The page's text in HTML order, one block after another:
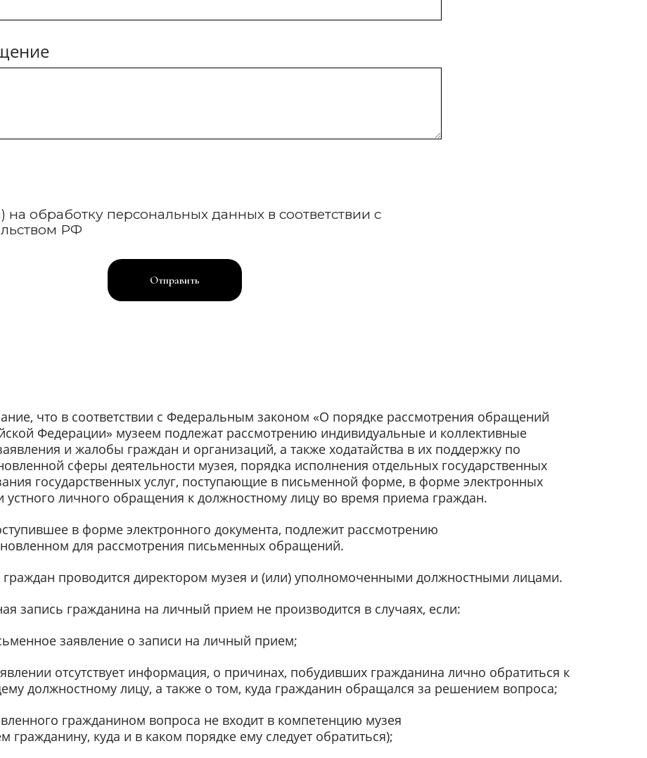
на обработку персональных данных в соответствии с
РФ
Отправить
что в соответствии с Федеральным законом «О порядке рассмотрения обращений
Федерации» музеем подлежат рассмотрению индивидуальные и коллективные
и жалобы граждан и организаций, а также ходатайства в их поддержку по
сферы деятельности музея, порядка исполнения отдельных государственных
государственных услуг, поступающие в письменной форме, в форме электронных
личного обращения к должностному лицу во время приема граждан.
в форме электронного документа, подлежит рассмотрению
для рассмотрения письменных обращений.
проводится директором музея и (или) уполномоченными должностными лицами.
запись гражданина на личный прием не производится в случаях, если:
заявление о записи на личный прием;
отсутствует информация, о причинах, побудивших гражданина лично обратиться к
должностному лицу, а также о том, куда гражданин обращался за решением вопроса;
гражданином вопроса не входит в компетенцию музея
гражданину, куда и в каком порядке ему следует обратиться);